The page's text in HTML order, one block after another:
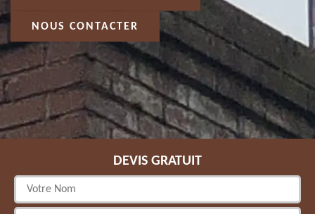
NOUS CONTACTER
DEVIS GRATUIT